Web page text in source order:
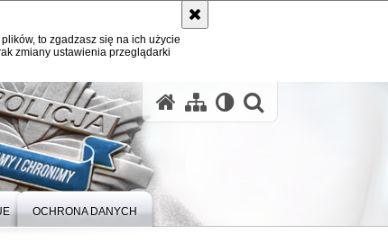
to zgadzasz się na ich użycie
zmiany ustawienia przeglądarki
OCHRONA DANYCH